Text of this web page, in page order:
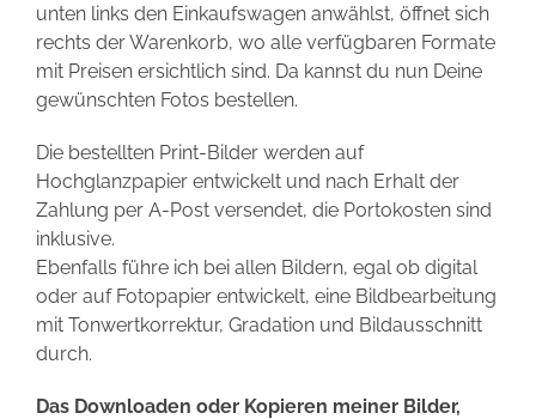
unten links den Einkaufswagen anwählst, öffnet sich
rechts der Warenkorb, wo alle verfügbaren Formate
mit Preisen ersichtlich sind. Da kannst du nun Deine
gewünschten Fotos bestellen.
Die bestellten Print-Bilder werden auf
Hochglanzpapier entwickelt und nach Erhalt der
Zahlung per A-Post versendet, die Portokosten sind
inklusive.
Ebenfalls führe ich bei allen Bildern, egal ob digital
oder auf Fotopapier entwickelt, eine Bildbearbeitung
mit Tonwertkorrektur, Gradation und Bildausschnitt
durch.
Das Downloaden oder Kopieren meiner Bilder,